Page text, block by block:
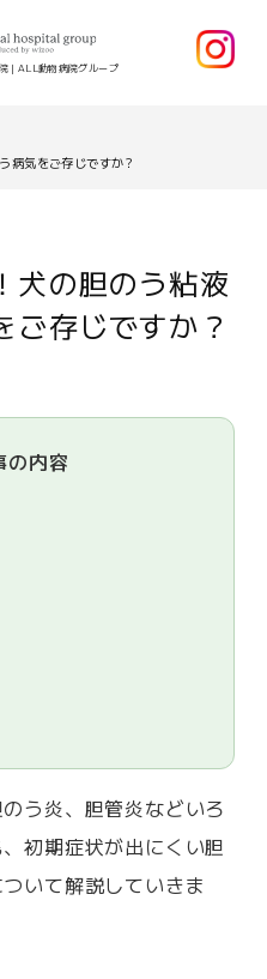
｜ALL動物病院グループ
病気をご存じですか？
犬の胆のう粘液
ご存じですか？
の内容
う炎、胆管炎などいろ
初期症状が出にくい胆
いて解説していきま